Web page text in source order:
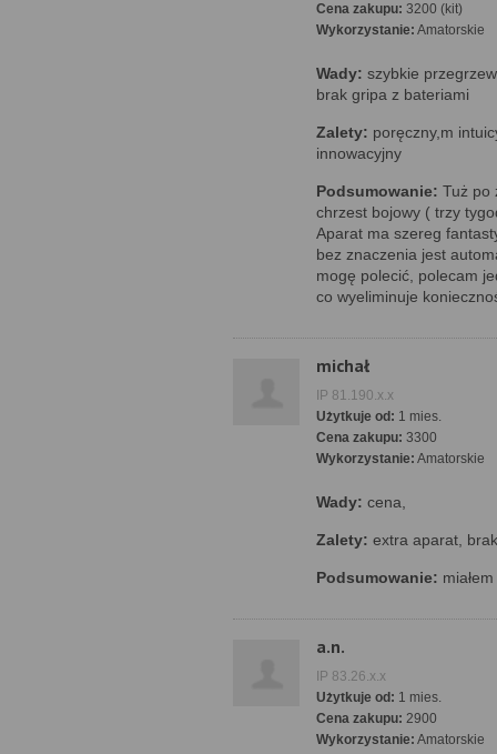
Cena zakupu: 3200 (kit)
Wykorzystanie: Amatorskie
Wady: szybkie
brak gripa z bateriami
Zalety: poręczny,m
innowacyjny
Podsumowanie: Tuż po
chrzest bojowy ( trzy
Aparat ma szereg
bez znaczenia jest
mogę polecić, polecam
co wyeliminuje
michał
IP 81.190.x.x
Użytkuje od: 1 mies.
Cena zakupu: 3300
Wykorzystanie: Amatorskie
Wady: cena,
Zalety: extra aparat,
Podsumowanie:
a.n.
IP 83.26.x.x
Użytkuje od: 1 mies.
Cena zakupu: 2900
Wykorzystanie: Amatorskie